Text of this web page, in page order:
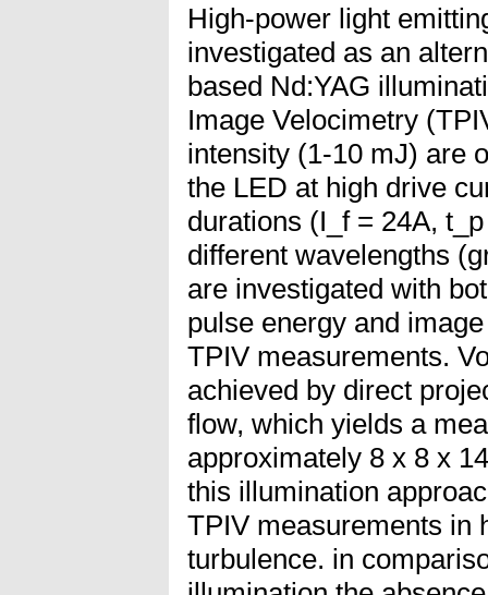
High-power light
investigated as an
based Nd:YAG
Image Velocimetry
intensity (1-10 mJ) are
the LED at high drive
durations (I_f = 24A,
different wavelengths
are investigated with
pulse energy and
TPIV measurements.
achieved by direct
flow, which yields a
approximately 8 x 8 x
this illumination
TPIV measurements in
turbulence. in